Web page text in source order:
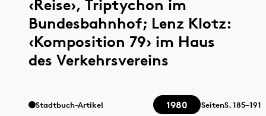
‹Reise›, Triptychon im
Bundesbahnhof; Lenz Klotz:
‹Komposition 79› im Haus
des Verkehrsvereins
Stadtbuch-Artikel 1980 SeitenS.185–191